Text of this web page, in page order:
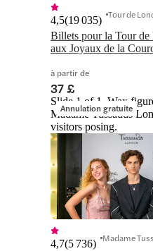
Billets pour la Tour de
aux Joyaux de la
4,5(19 035) Tour de
à partir de
37 £
Annulation gratuite
Slide 1 of 1, Wax
Madame Tussauds
visitors posing.
4,7(5 736) Madame